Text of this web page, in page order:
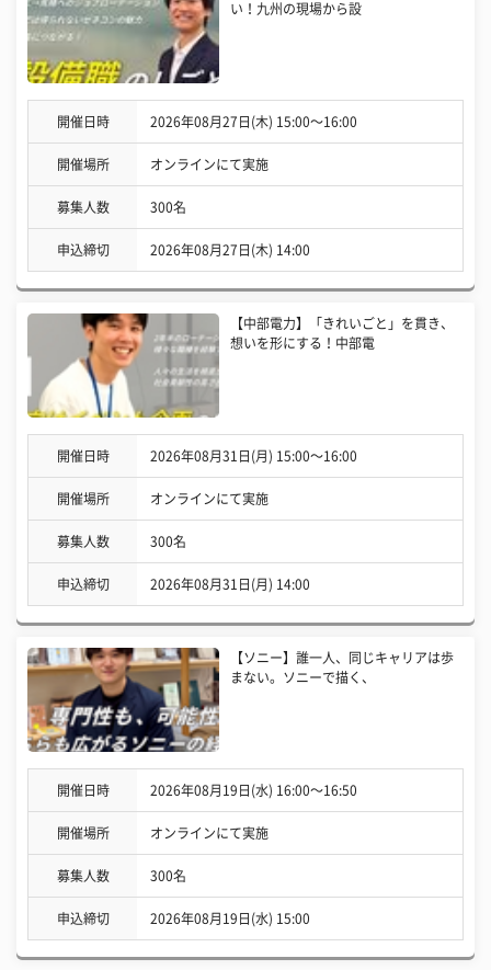
い！九州の現場から設
開催日時 2026年08月27日(木) 15:00〜16:00
開催場所 オンラインにて実施
募集人数 300名
申込締切 2026年08月27日(木) 14:00
【中部電力】「きれいごと」を貫き、
想いを形にする！中部電
開催日時 2026年08月31日(月) 15:00〜16:00
開催場所 オンラインにて実施
募集人数 300名
申込締切 2026年08月31日(月) 14:00
【ソニー】誰一人、同じキャリアは歩
まない。ソニーで描く、
開催日時 2026年08月19日(水) 16:00〜16:50
開催場所 オンラインにて実施
募集人数 300名
申込締切 2026年08月19日(水) 15:00